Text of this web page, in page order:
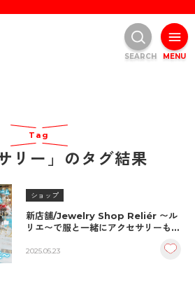
Tag
リー」のタグ結果
ショップ
新店舗/Jewelry Shop Reliér 〜ル
リエ〜で服と一緒にアクセサリーも衣
2025.05.23
MENU
SEARCH